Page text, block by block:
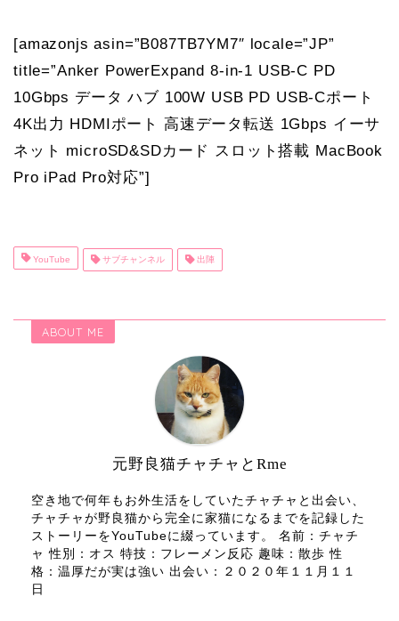
[amazonjs asin=”B087TB7YM7″ locale=”JP”
title=”Anker PowerExpand 8-in-1 USB-C PD
10Gbps データ ハブ 100W USB PD USB-Cポート
4K出力 HDMIポート 高速データ転送 1Gbps イーサ
ネット microSD&SDカード スロット搭載 MacBook
Pro iPad Pro対応”]
YouTube サブチャンネル 出陣
ABOUT ME
元野良猫チャチャとRme
空き地で何年もお外生活をしていたチャチャと出会い、
チャチャが野良猫から完全に家猫になるまでを記録した
ストーリーをYouTubeに綴っています。 名前：チャチ
ャ 性別：オス 特技：フレーメン反応 趣味：散歩 性
格：温厚だが実は強い 出会い：２０２０年１１月１１
日